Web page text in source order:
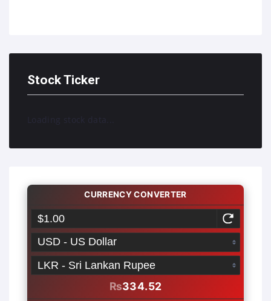
Stock Ticker
Loading stock data...